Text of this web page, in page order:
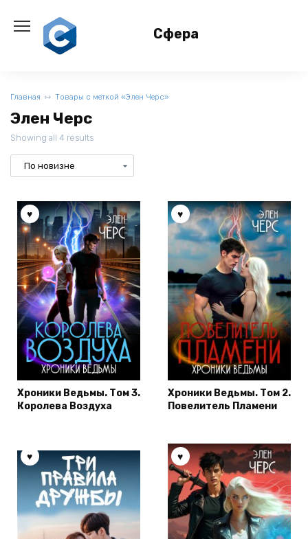
содержанию
Сфера
Главная Товары с меткой «Элен Черс»
Элен Черс
Showing all 4 results
Хроники Ведьмы. Том 3.
Королева Воздуха
Хроники Ведьмы. Том 2.
Повелитель Пламени